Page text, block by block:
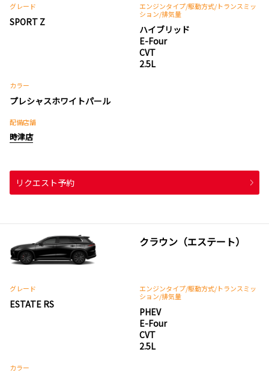
グレード
SPORT Z
エンジンタイプ/駆動方式/トランスミッ
ション/排気量
ハイブリッド
E-Four
CVT
2.5L
カラー
プレシャスホワイトパール
配備店舗
時津店
リクエスト予約
クラウン（エステート）
グレード
ESTATE RS
エンジンタイプ/駆動方式/トランスミッ
ション/排気量
PHEV
E-Four
CVT
2.5L
カラー